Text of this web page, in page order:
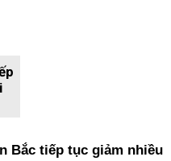
Bắc tiếp tục giảm nhiều